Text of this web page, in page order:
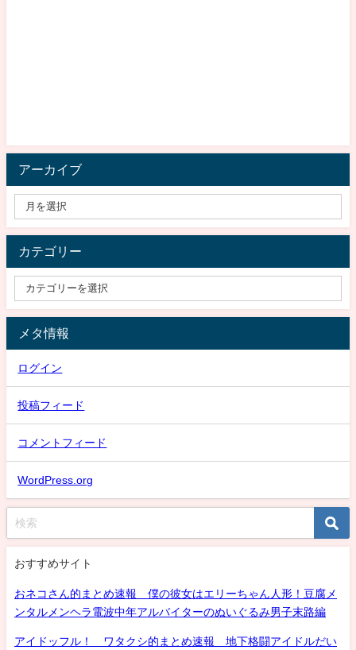
アーカイブ
カテゴリー
メタ情報
ログイン
投稿フィード
コメントフィード
WordPress.org
おすすめサイト
おネコさん的まとめ速報 僕の彼女はエリーちゃん人形！豆腐メ
ンタルメンヘラ電波中年アルバイターのぬいぐるみ男子末路編
アイドッフル！ ワタクシ的まとめ速報 地下格闘アイドルだい